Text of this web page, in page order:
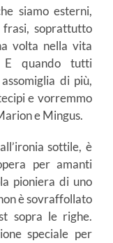
siamo esterni,
soprattutto
volta nella vita
E quando tutti
di più,
e vorremmo
e Mingus.
sottile, è
per amanti
pioniera di uno
è sovraffollato
sopra le righe.
speciale per